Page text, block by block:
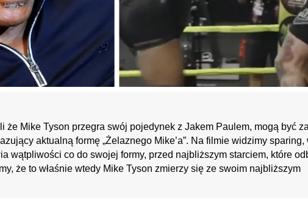
że Mike Tyson przegra swój pojedynek z Jakem Paulem, mogą być
aktualną formę „Żelaznego Mike’a”. Na filmie widzimy sparing,
wątpliwości co do swojej formy, przed najbliższym starciem, które
że to właśnie wtedy Mike Tyson zmierzy się ze swoim najbliższym